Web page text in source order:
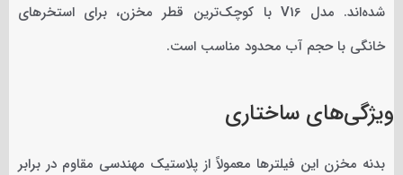
شده‌اند. مدل V16 با کوچک‌ترین قطر مخزن، برای استخرهای
خانگی با حجم آب محدود مناسب است.
ویژگی‌های ساختاری
بدنه مخزن این فیلترها معمولاً از پلاستیک مهندسی مقاوم در برابر